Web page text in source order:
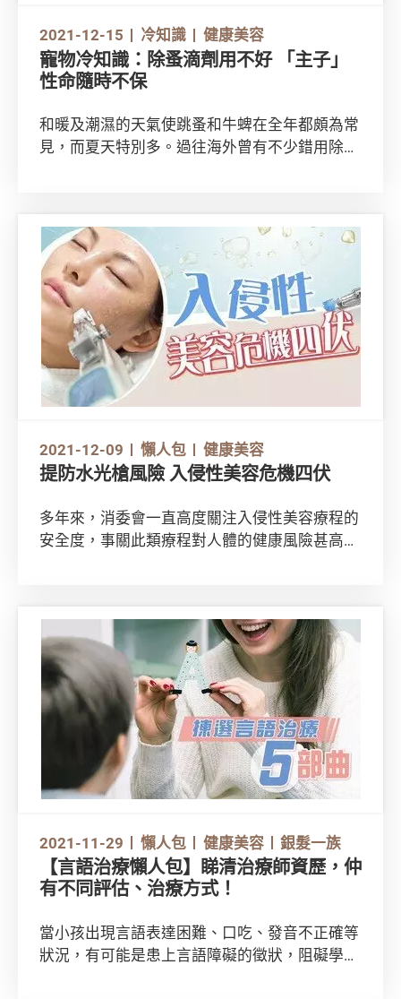
2021-12-15 冷知識 健康美容
寵物冷知識：除蚤滴劑用不好 「主子」
性命隨時不保
和暖及潮濕的天氣使跳蚤和牛蜱在全年都頗為常
見，而夏天特別多。過往海外曾有不少錯用除蚤
誤，各位主人緊記要提防！
2021-12-09 懶人包 健康美容
提防水光槍風險 入侵性美容危機四伏
多年來，消委會一直高度關注入侵性美容療程的
安全度，事關此類療程對人體的健康風險甚高。
所收到與醫學美容相關的投訴個案，以作警惕。
2021-11-29 懶人包 健康美容 銀髮一族
【言語治療懶人包】睇清治療師資歷，仲
有不同評估、治療方式！
當小孩出現言語表達困難、口吃、發音不正確等
狀況，有可能是患上言語障礙的徵狀，阻礙學習